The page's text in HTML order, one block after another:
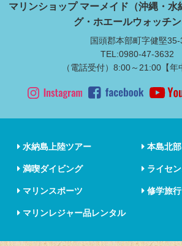
マリンショップ マーメイド（沖縄・
グ・ホエールウォッチン
国頭郡本部町字健堅35-
TEL:0980-47-3632
（電話受付）8:00～21:00【年
水納島上陸ツアー 本島北
満喫ダイビング ライセ
マリンスポーツ 修学旅
マリンレジャー品レンタル